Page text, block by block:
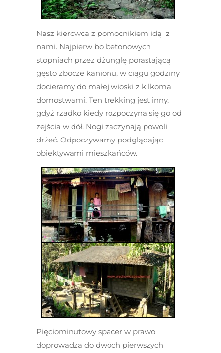
Nasz kierowca z pomocnikiem idą z
nami. Najpierw bo betonowych
stopniach przez dżunglę porastającą
gęsto zbocze kanionu, w ciągu godziny
docieramy do małej wioski z kilkoma
domostwami. Ten trekking jest inny,
gdyż rzadko kiedy rozpoczyna się go od
zejścia w dół. Nogi zaczynają powoli
drżeć. Odpoczywamy podglądając
obiektywami mieszkańców.
Pięciominutowy spacer w prawo
doprowadza do dwóch pierwszych